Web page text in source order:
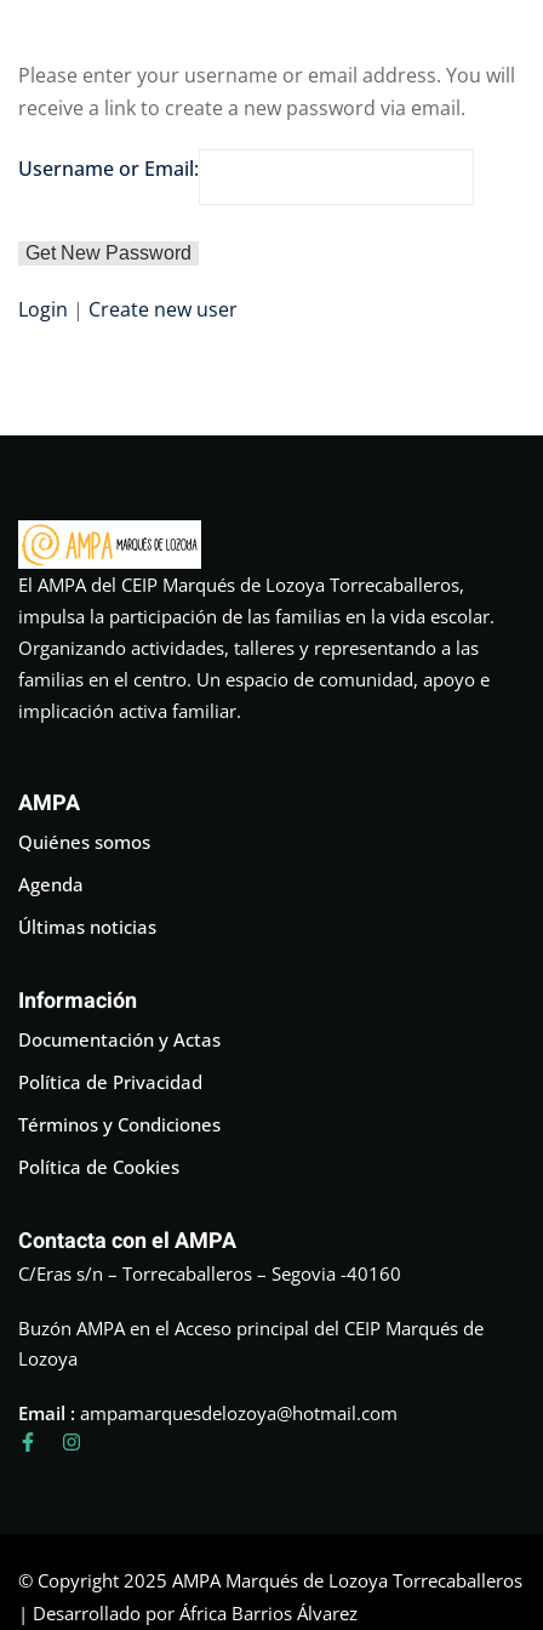
Please enter your username or email address. You will
receive a link to create a new password via email.
Username or Email:
Login | Create new user
El AMPA del CEIP Marqués de Lozoya Torrecaballeros,
impulsa la participación de las familias en la vida escolar.
Organizando actividades, talleres y representando a las
familias en el centro. Un espacio de comunidad, apoyo e
implicación activa familiar.
AMPA
Quiénes somos
Agenda
Últimas noticias
Información
Documentación y Actas
Política de Privacidad
Términos y Condiciones
Política de Cookies
Contacta con el AMPA
C/Eras s/n – Torrecaballeros – Segovia -40160
Buzón AMPA en el Acceso principal del CEIP Marqués de
Lozoya
Email : ampamarquesdelozoya@hotmail.com
© Copyright 2025 AMPA Marqués de Lozoya Torrecaballeros
| Desarrollado por África Barrios Álvarez